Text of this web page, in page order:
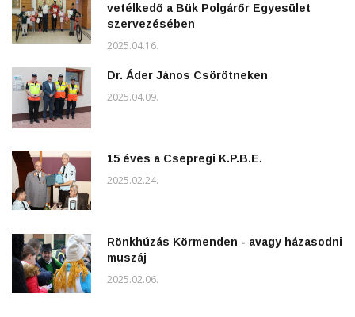
vetélkedő a Bük Polgárőr Egyesület
szervezésében
2025.04.16.
Dr. Áder János Csörötneken
2025.04.09.
15 éves a Csepregi K.P.B.E.
2025.02.24.
Rönkhúzás Körmenden - avagy házasodni
muszáj
2025.02.06.